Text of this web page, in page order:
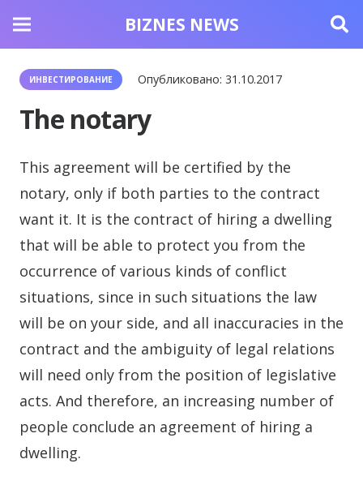
BIZNES NEWS
ИНВЕСТИРОВАНИЕ Опубликовано:31.10.2017
The notary
This agreement will be certified by the
notary, only if both parties to the contract
want it. It is the contract of hiring a dwelling
that will be able to protect you from the
occurrence of various kinds of conflict
situations, since in such situations the law
will be on your side, and all inaccuracies in the
contract and the ambiguity of legal relations
will need only from the position of legislative
acts. And therefore, an increasing number of
people conclude an agreement of hiring a
dwelling.